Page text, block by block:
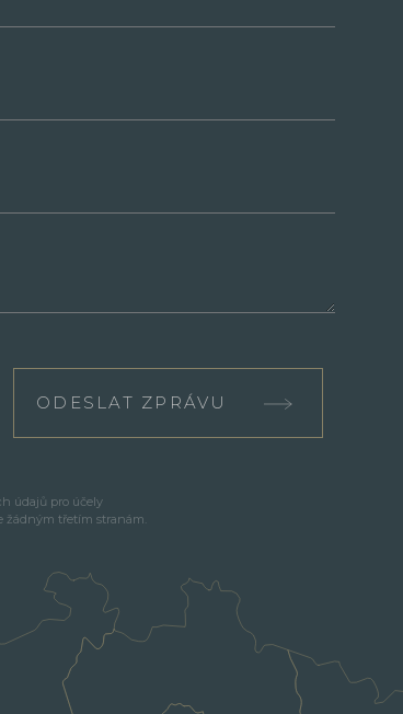
ODESLAT ZPRÁVU
údajů pro účely
žádným třetím stranám.